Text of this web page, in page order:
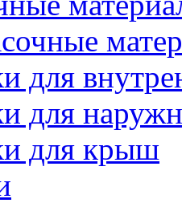
для
для
для крыш